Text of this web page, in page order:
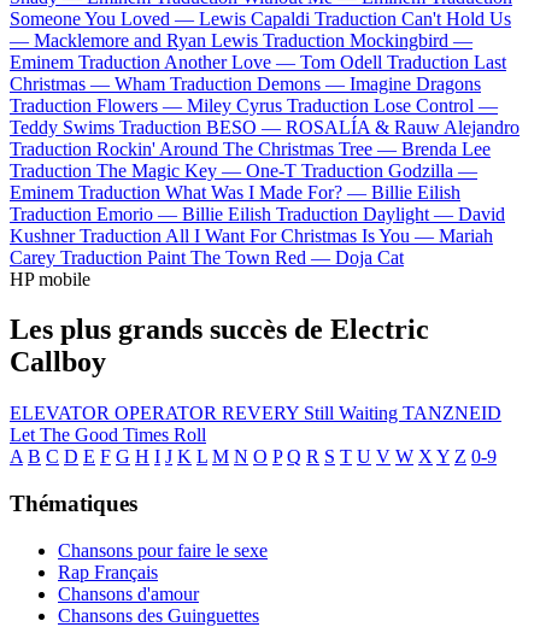
Someone You Loved — Lewis Capaldi Traduction Can't Hold Us
— Macklemore and Ryan Lewis Traduction Mockingbird —
Eminem Traduction Another Love — Tom Odell Traduction Last
Christmas — Wham Traduction Demons — Imagine Dragons
Traduction Flowers — Miley Cyrus Traduction Lose Control —
Teddy Swims Traduction BESO — ROSALÍA & Rauw Alejandro
Traduction Rockin' Around The Christmas Tree — Brenda Lee
Traduction The Magic Key — One-T Traduction Godzilla —
Eminem Traduction What Was I Made For? — Billie Eilish
Traduction Emorio — Billie Eilish Traduction Daylight — David
Kushner Traduction All I Want For Christmas Is You — Mariah
Carey Traduction Paint The Town Red — Doja Cat
HP mobile
Les plus grands succès de Electric
Callboy
ELEVATOR OPERATOR REVERY Still Waiting TANZNEID
Let The Good Times Roll
A B C D E F G H I J K L M N O P Q R S T U V W X Y Z 0-9
Thématiques
Chansons pour faire le sexe
Rap Français
Chansons d'amour
Chansons des Guinguettes